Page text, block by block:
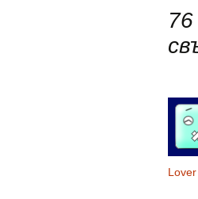
Lover